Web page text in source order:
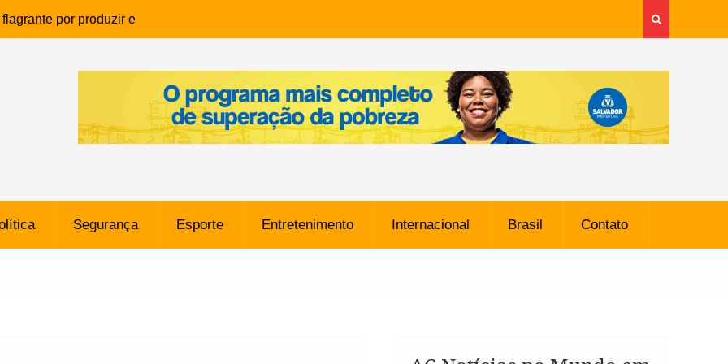
por produzir e
infantil em Eunápolis
morreu após ataque
sem restrições e pode
o Vasco
SpaceX Colide com a Lua
Segurança Esporte Entretenimento Internacional Brasil Contato